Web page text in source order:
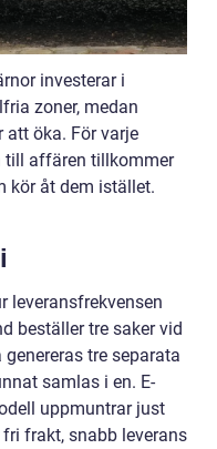
investerar i
zoner, medan
öka. För varje
till affären tillkommer
kör åt dem istället.
leveransfrekvensen
beställer tre saker vid
tre separata
samlas i en. E-
uppmuntrar just
frakt, snabb leverans